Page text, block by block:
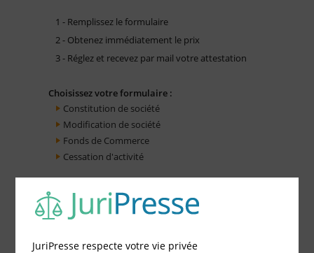
1 - Remplissez le formulaire
2 - Obtenez immédiatement le prix
3 - Réglez et recevez par mail votre attestation
Choisissez votre formulaire :
Constitution de société
Modification de société
Fonds de Commerce
Cessation d'activité
JuriPresse respecte votre vie privée